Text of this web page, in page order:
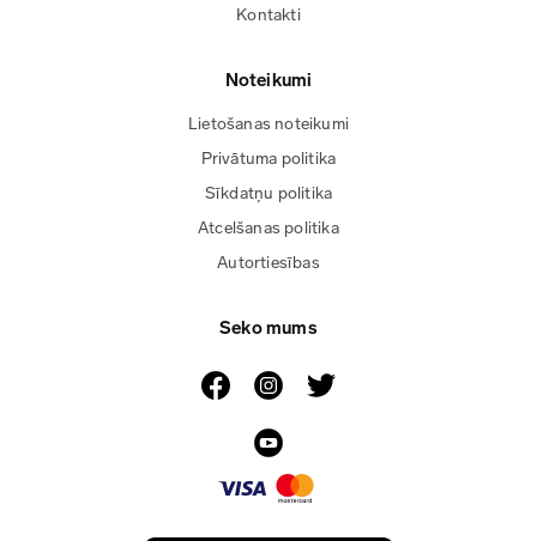
Kontakti
Noteikumi
Lietošanas noteikumi
Privātuma politika
Sīkdatņu politika
Atcelšanas politika
Autortiesības
Seko mums